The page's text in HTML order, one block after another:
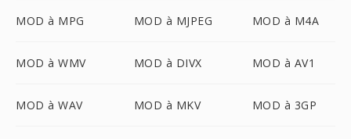
MOD à MPG MOD à MJPEG MOD à M4A
MOD à WMV MOD à DIVX MOD à AV1
MOD à WAV MOD à MKV MOD à 3GP